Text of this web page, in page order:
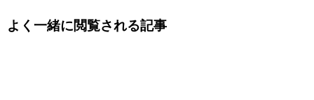
よく一緒に閲覧される記事